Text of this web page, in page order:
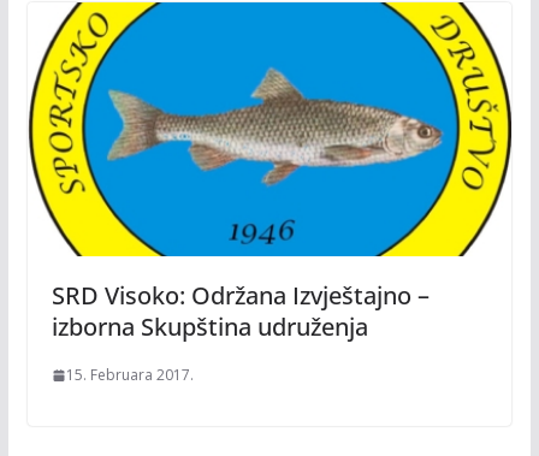
SRD Visoko: Održana Izvještajno –
izborna Skupština udruženja
15. Februara 2017.